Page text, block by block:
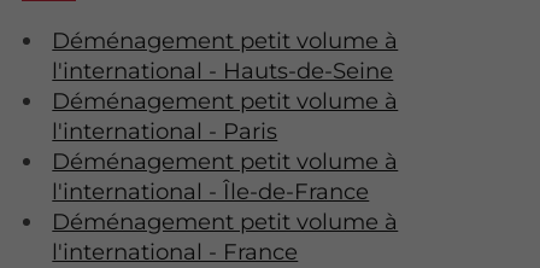
Déménagement petit volume à
l'international - Hauts-de-Seine
Déménagement petit volume à
l'international - Paris
Déménagement petit volume à
l'international - Île-de-France
Déménagement petit volume à
l'international - France